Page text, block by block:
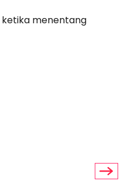
ketika menentang